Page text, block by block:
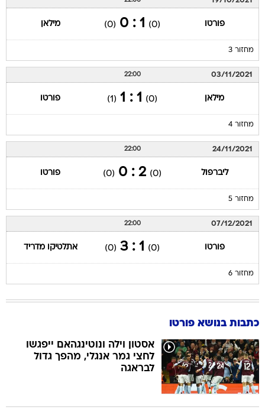
פורטו (0)
1 : 0
(0) מילאן
מחזור 3
03/11/2021
22:00
מילאן (0)
1 : 1
(1) פורטו
מחזור 4
24/11/2021
22:00
ליברפול (0)
2 : 0
(0) פורטו
מחזור 5
07/12/2021
22:00
פורטו (0)
1 : 3
(0) אתלטיקו מדריד
מחזור 6
כתבות בנושא פורטו
אסטון וילה ונוטינגהאם ייפגשו
לחצי גמר אנגלי, מהפך גדול
לבראגה